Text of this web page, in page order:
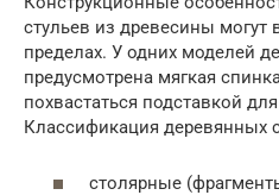
стульев из древесины могут
пределах. У одних моделей
предусмотрена мягкая
похвастаться подставкой
Классификация деревянных
столярные